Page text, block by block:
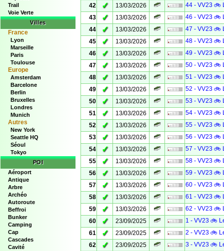
Trail
Voie Verte
Villes
France
Lyon
Marseille
Paris
Toulouse
Europe
Amsterdam
Barcelone
Berlin
Bruxelles
Londres
Munich
Autres
New York
Seattle HQ
Séoul
Tokyo
POI
Aéroport
Antique
Arbre
Archéo
Autoroute
Beffroi
Bunker
Camping
Cap
Cascades
Cavité
42
✓ 13/03/2026
44 - VV23 🚲
43
✓ 13/03/2026
46 - VV23 🚲
44
✓ 13/03/2026
47 - VV23 🚲
45
✓ 13/03/2026
48 - VV23 🚲
46
✓ 13/03/2026
49 - VV23 🚲
47
✓ 13/03/2026
50 - VV23 🚲
48
✓ 13/03/2026
51 - VV23 🚲
49
✓ 13/03/2026
52 - VV23 🚲
50
✓ 13/03/2026
53 - VV23 🚲
51
✓ 13/03/2026
54 - VV23 🚲
52
✓ 13/03/2026
55 - VV23 🚲
53
✓ 13/03/2026
56 - VV23 🚲
54
✓ 13/03/2026
57 - VV23 🚲
55
✓ 13/03/2026
58 - VV23 🚲
56
✓ 13/03/2026
59 - VV23 🚲
57
✓ 13/03/2026
60 - VV23 🚲
58
✓ 13/03/2026
61 - VV23 🚲
59
✓ 13/03/2026
62 - VV23 🚲
60
✓ 23/09/2025
1 - VV23 🚲
61
✓ 23/09/2025
2 - VV23 🚲
62
✓ 23/09/2025
3 - VV23 🚲